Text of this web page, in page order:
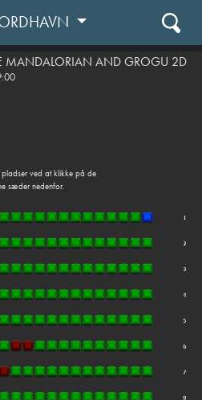
MANDALORIAN AND GROGU 2D
ved at klikke på de
sæder nedenfor.
cc 051613